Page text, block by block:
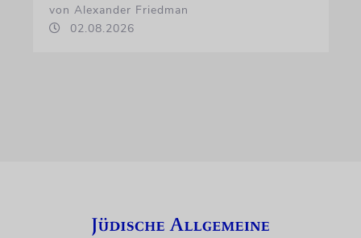
von Alexander Friedman
02.08.2026